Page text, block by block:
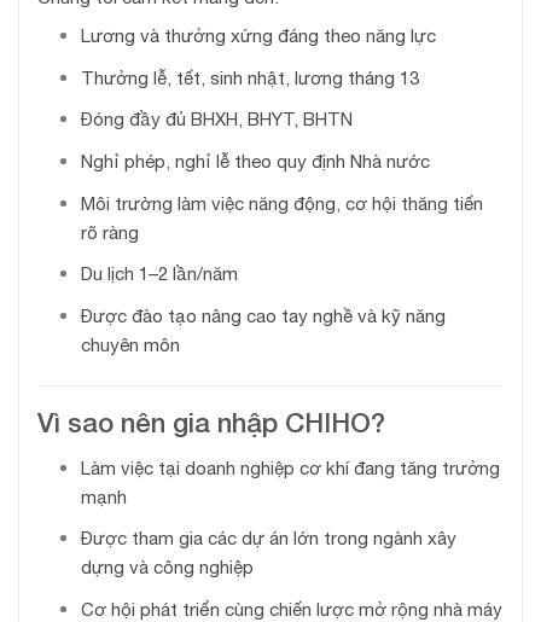
Lương và thưởng xứng đáng theo năng lực
Thưởng lễ, tết, sinh nhật, lương tháng 13
Đóng đầy đủ BHXH, BHYT, BHTN
Nghỉ phép, nghỉ lễ theo quy định Nhà nước
Môi trường làm việc năng động, cơ hội thăng tiến
rõ ràng
Du lịch 1–2 lần/năm
Được đào tạo nâng cao tay nghề và kỹ năng
chuyên môn
Vì sao nên gia nhập CHIHO?
Làm việc tại doanh nghiệp cơ khí đang tăng trưởng
mạnh
Được tham gia các dự án lớn trong ngành xây
dựng và công nghiệp
Cơ hội phát triển cùng chiến lược mở rộng nhà máy